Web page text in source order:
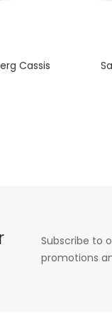
Cassis
Subscribe to
promotions